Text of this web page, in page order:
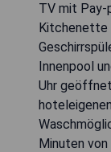
TV mit Pay-
Kitchenette
Innenpool
Uhr
Minuten